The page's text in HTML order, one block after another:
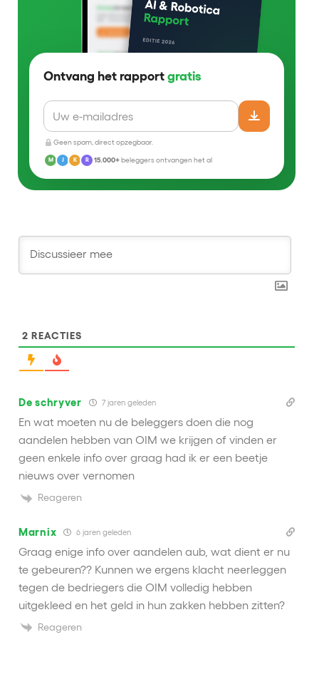
Ontvang het rapport gratis
Geen spam, direct opzegbaar.
M J K R 15.000+beleggers ontvangen het al
2 REACTIES
De schryver 7 jaren geleden
En wat moeten nu de beleggers doen die nog
aandelen hebben van OIM we krijgen of vinden er
geen enkele info over graag had ik er een beetje
nieuws over vernomen
Reageren
Marnix 6 jaren geleden
Graag enige info over aandelen aub, wat dient er nu
te gebeuren?? Kunnen we ergens klacht neerleggen
tegen de bedriegers die OIM volledig hebben
uitgekleed en het geld in hun zakken hebben zitten?
Reageren